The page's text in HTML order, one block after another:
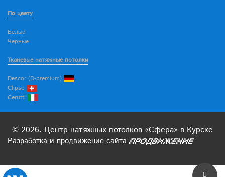
По цвету
Белые
Черные
Тканевые натяжные потолки
Descor (D-premium)
Clipso
Cerutti
© 2026. Центр натяжных потолков «Сфера» в Курске
Разработка и продвижение сайта